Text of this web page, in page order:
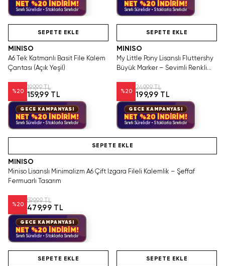
NET %20 İNDİRİM!
Sınırlı Sürelidir • Stoklarla Sınırlıdır
NET %20 İNDİRİM!
Sınırlı Sürelidir • Stoklarla Sınırlıdır
SEPETE EKLE
MINISO
A6 Tek Katmanlı Basit File Kalem
Çantası (Açık Yeşil)
%20
199,99 TL
159,99 TL
GECE KAMPANYASI
NET %20 İNDİRİM!
Sınırlı Sürelidir • Stoklarla Sınırlıdır
SEPETE EKLE
MINISO
My Little Pony Lisanslı Fluttershy
Büyük Marker – Sevimli Renkli
%20
249,99 TL
199,99 TL
GECE KAMPANYASI
NET %20 İNDİRİM!
Sınırlı Sürelidir • Stoklarla Sınırlıdır
SEPETE EKLE
MINISO
Miniso Lisanslı Minimalizm A6 Çift Izgara Fileli Kalemlik – Şeffaf
Fermuarlı Tasarım
%20
599,99 TL
479,99 TL
GECE KAMPANYASI
NET %20 İNDİRİM!
Sınırlı Sürelidir • Stoklarla Sınırlıdır
Tükenmeden Satın Al
SEPETE EKLE
SEPETE EKLE